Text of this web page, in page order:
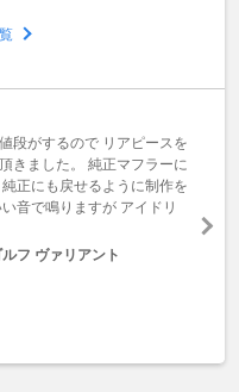
段がするので リアピースを
きました。 純正マフラーに
正にも戻せるように制作を
音で鳴りますが アイドリ
フ ヴァリアント